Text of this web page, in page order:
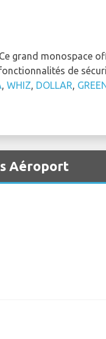
grand monospace
de
, WHIZ, DOLLAR,
Aéroport